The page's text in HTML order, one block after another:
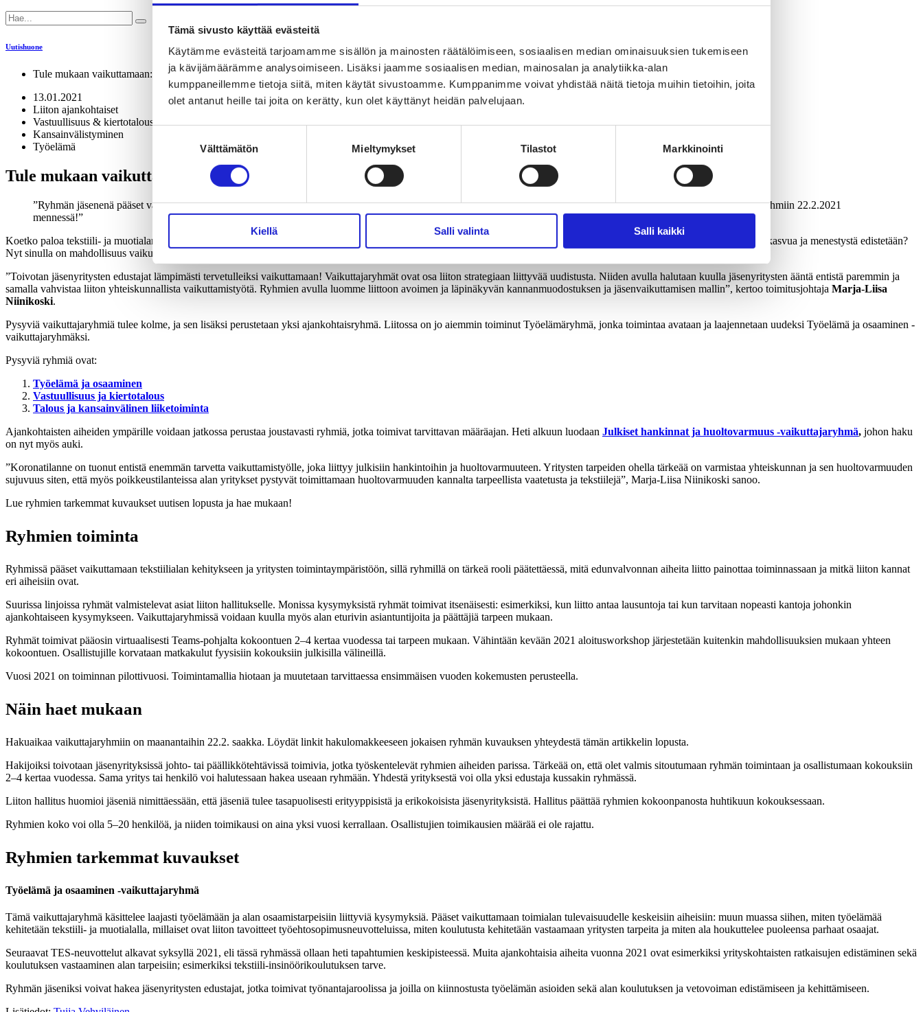
Tämä sivusto käyttää evästeitä
Käytämme evästeitä tarjoamamme sisällön ja mainosten räätälöimiseen, sosiaalisen median ominaisuuksien tukemiseen
ja kävijämäärämme analysoimiseen. Lisäksi jaamme sosiaalisen median, mainosalan ja analytiikka-alan
kumppaneillemme tietoja siitä, miten käytät sivustoamme. Kumppanimme voivat yhdistää näitä tietoja muihin tietoihin, joita
olet antanut heille tai joita on kerätty, kun olet käyttänyt heidän palvelujaan.
Välttämätön Mieltymykset Tilastot Markkinointi
Kiellä Salli valinta Salli kaikki
Uutishuone
Tule mukaan vaikuttamaan: Hae liiton vaikuttajaryhmiin!
13.01.2021
Liiton ajankohtaiset
Vastuullisuus & kiertotalous
Kansainvälistyminen
Työelämä
Tule mukaan vaikuttamaan: Hae liiton vaikuttajaryhmiin!
Ryhmän jäsenenä pääset vaikuttaman liiton kantoihin ja toimintaan – eli tekstiilialan kehitykseen ja yritysten toimintaympäristöön. Hae mukaan jäsenyritysten vaikuttajaryhmiin 22.2.2021
mennessä!
Koetko paloa tekstiili- ja muotialan tulevaisuuteen? Onko sinulle tärkeää, millaiset työehtosopimukset alalla on, miten vastuullisuuskysymyksiin suhtaudutaan tai miten yritysten kasvua ja menestystä edistetään?
Nyt sinulla on mahdollisuus vaikuttaa!
”Toivotan jäsenyritysten edustajat lämpimästi tervetulleiksi vaikuttamaan! Vaikuttajaryhmät ovat osa liiton strategiaan liittyvää uudistusta. Niiden avulla halutaan kuulla jäsenyritysten ääntä entistä paremmin ja
samalla vahvistaa liiton yhteiskunnallista vaikuttamistyötä. Ryhmien avulla luomme liittoon avoimen ja läpinäkyvän kannanmuodostuksen ja jäsenvaikuttamisen mallin”, kertoo toimitusjohtaja Marja-Liisa
Niinikoski.
Pysyviä vaikuttajaryhmiä tulee kolme, ja sen lisäksi perustetaan yksi ajankohtaisryhmä. Liitossa on jo aiemmin toiminut Työelämäryhmä, jonka toimintaa avataan ja laajennetaan uudeksi Työelämä ja osaaminen -
vaikuttajaryhmäksi.
Pysyviä ryhmiä ovat:
Työelämä ja osaaminen
Vastuullisuus ja kiertotalous
Talous ja kansainvälinen liiketoiminta
Ajankohtaisten aiheiden ympärille voidaan jatkossa perustaa joustavasti ryhmiä, jotka toimivat tarvittavan määräajan. Heti alkuun luodaan Julkiset hankinnat ja huoltovarmuus -vaikuttajaryhmä, johon haku
on nyt myös auki.
”Koronatilanne on tuonut entistä enemmän tarvetta vaikuttamistyölle, joka liittyy julkisiin hankintoihin ja huoltovarmuuteen. Yritysten tarpeiden ohella tärkeää on varmistaa yhteiskunnan ja sen huoltovarmuuden
sujuvuus siten, että myös poikkeustilanteissa alan yritykset pystyvät toimittamaan huoltovarmuuden kannalta tarpeellista vaatetusta ja tekstiilejä”, Marja-Liisa Niinikoski sanoo.
Lue ryhmien tarkemmat kuvaukset uutisen lopusta ja hae mukaan!
Ryhmien toiminta
Ryhmissä pääset vaikuttamaan tekstiilialan kehitykseen ja yritysten toimintaympäristöön, sillä ryhmillä on tärkeä rooli päätettäessä, mitä edunvalvonnan aiheita liitto painottaa toiminnassaan ja mitkä liiton kannat
eri aiheisiin ovat.
Suurissa linjoissa ryhmät valmistelevat asiat liiton hallitukselle. Monissa kysymyksistä ryhmät toimivat itsenäisesti: esimerkiksi, kun liitto antaa lausuntoja tai kun tarvitaan nopeasti kantoja johonkin
ajankohtaiseen kysymykseen. Vaikuttajaryhmissä voidaan kuulla myös alan eturivin asiantuntijoita ja päättäjiä tarpeen mukaan.
Ryhmät toimivat pääosin virtuaalisesti Teams-pohjalta kokoontuen 2–4 kertaa vuodessa tai tarpeen mukaan. Vähintään kevään 2021 aloitusworkshop järjestetään kuitenkin mahdollisuuksien mukaan yhteen
kokoontuen. Osallistujille korvataan matkakulut fyysisiin kokouksiin julkisilla välineillä.
Vuosi 2021 on toiminnan pilottivuosi. Toimintamallia hiotaan ja muutetaan tarvittaessa ensimmäisen vuoden kokemusten perusteella.
Näin haet mukaan
Hakuaikaa vaikuttajaryhmiin on maanantaihin 22.2. saakka. Löydät linkit hakulomakkeeseen jokaisen ryhmän kuvauksen yhteydestä tämän artikkelin lopusta.
Hakijoiksi toivotaan jäsenyrityksissä johto- tai päällikkötehtävissä toimivia, jotka työskentelevät ryhmien aiheiden parissa. Tärkeää on, että olet valmis sitoutumaan ryhmän toimintaan ja osallistumaan kokouksiin
2–4 kertaa vuodessa. Sama yritys tai henkilö voi halutessaan hakea useaan ryhmään. Yhdestä yrityksestä voi olla yksi edustaja kussakin ryhmässä.
Liiton hallitus huomioi jäseniä nimittäessään, että jäseniä tulee tasapuolisesti erityyppisistä ja erikokoisista jäsenyrityksistä. Hallitus päättää ryhmien kokoonpanosta huhtikuun kokouksessaan.
Ryhmien koko voi olla 5–20 henkilöä, ja niiden toimikausi on aina yksi vuosi kerrallaan. Osallistujien toimikausien määrää ei ole rajattu.
Ryhmien tarkemmat kuvaukset
Työelämä ja osaaminen -vaikuttajaryhmä
Tämä vaikuttajaryhmä käsittelee laajasti työelämään ja alan osaamistarpeisiin liittyviä kysymyksiä. Pääset vaikuttamaan toimialan tulevaisuudelle keskeisiin aiheisiin: muun muassa siihen, miten työelämää
kehitetään tekstiili- ja muotialalla, millaiset ovat liiton tavoitteet työehtosopimusneuvotteluissa, miten koulutusta kehitetään vastaamaan yritysten tarpeita ja miten ala houkuttelee puoleensa parhaat osaajat.
Seuraavat TES-neuvottelut alkavat syksyllä 2021, eli tässä ryhmässä ollaan heti tapahtumien keskipisteessä. Muita ajankohtaisia aiheita vuonna 2021 ovat esimerkiksi yrityskohtaisten ratkaisujen edistäminen sekä
koulutuksen vastaaminen alan tarpeisiin; esimerkiksi tekstiili-insinöörikoulutuksen tarve.
Ryhmän jäseniksi voivat hakea jäsenyritysten edustajat, jotka toimivat työnantajaroolissa ja joilla on kiinnostusta työelämän asioiden sekä alan koulutuksen ja vetovoiman edistämiseen ja kehittämiseen.